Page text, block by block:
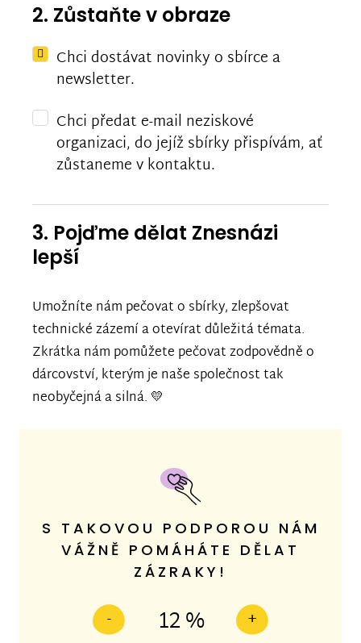
2. Zůstaňte v obraze
Chci dostávat novinky o sbírce a
newsletter.
Chci předat e-mail neziskové
organizaci, do jejíž sbírky přispívám, ať
zůstaneme v kontaktu.
3. Pojďme dělat Znesnázi
lepší
Umožníte nám pečovat o sbírky, zlepšovat
technické zázemí a otevírat důležitá témata.
Zkrátka nám pomůžete pečovat zodpovědně o
dárcovství, kterým je naše společnost tak
neobyčejná a silná. 💛
S TAKOVOU PODPOROU NÁM
VÁŽNĚ POMÁHÁTE DĚLAT
ZÁZRAKY!
- +
12 %